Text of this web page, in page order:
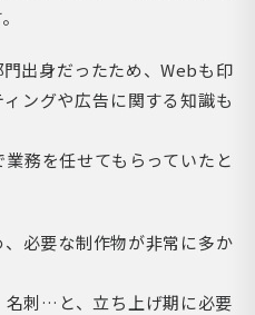
出身だったため、Webも印
ングや広告に関する知識も
務を任せてもらっていたと
必要な制作物が非常に多か
名刺…と、立ち上げ期に必要